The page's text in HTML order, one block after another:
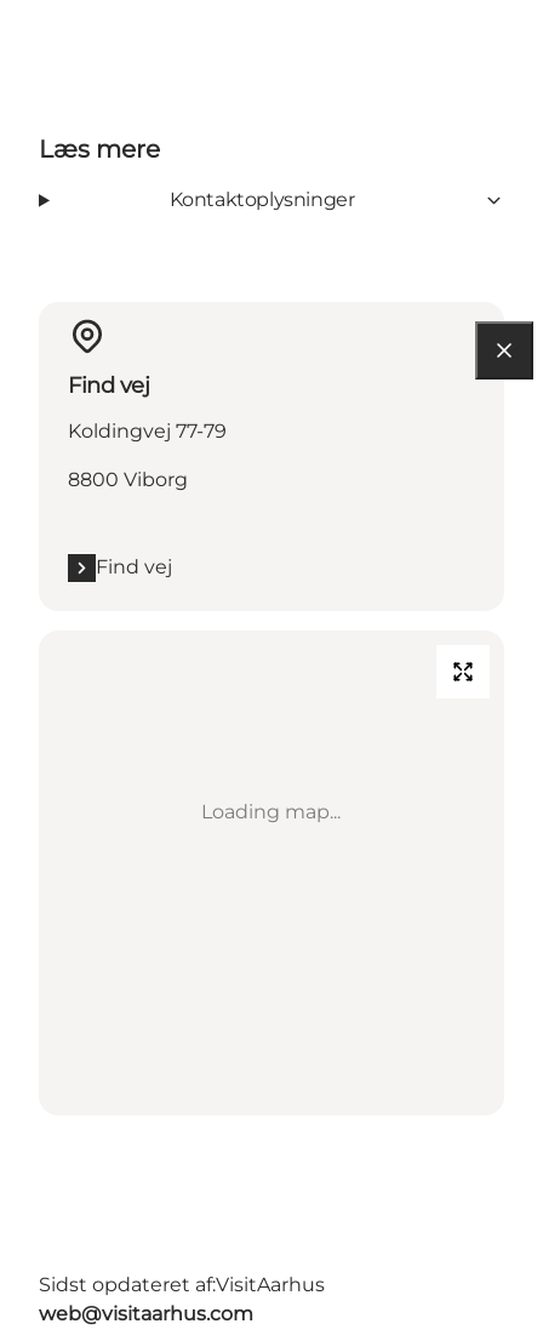
Læs mere
Kontaktoplysninger
Find vej
Koldingvej 77-79
8800 Viborg
Find vej
Loading map...
Sidst opdateret af:VisitAarhus
web@visitaarhus.com